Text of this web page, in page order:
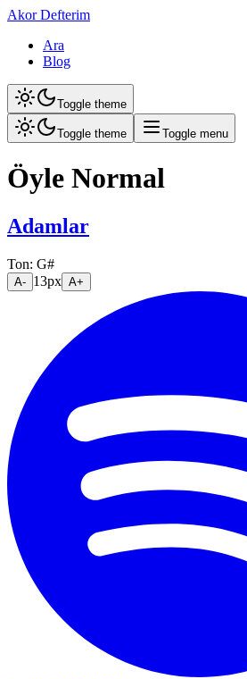
Akor Defterim
Ara
Blog
Toggle theme
Toggle theme Toggle menu
Öyle Normal
Adamlar
Ton: G#
A- 13px A+